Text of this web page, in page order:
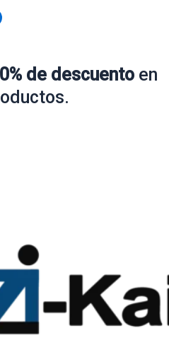
de descuento en